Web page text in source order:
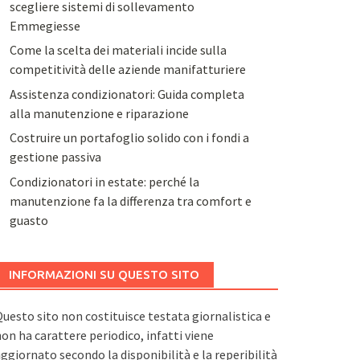
scegliere sistemi di sollevamento
Emmegiesse
Come la scelta dei materiali incide sulla
competitività delle aziende manifatturiere
Assistenza condizionatori: Guida completa
alla manutenzione e riparazione
Costruire un portafoglio solido con i fondi a
gestione passiva
Condizionatori in estate: perché la
manutenzione fa la differenza tra comfort e
guasto
INFORMAZIONI SU QUESTO SITO
sito non costituisce testata giornalistica e
ha carattere periodico, infatti viene
secondo la disponibilità e la reperibilità